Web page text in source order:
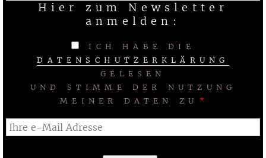
Hier zum Newsletter
anmelden:
ICH HABE DIE
DATENSCHUTZERKLÄRUNG
GELESEN
UND STIMME DER NUTZUNG
MEINER DATEN ZU